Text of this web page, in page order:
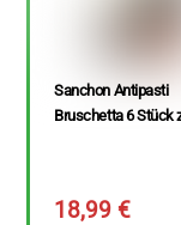
Sanchon Antipasti
Bruschetta 6 Stück
18,99€